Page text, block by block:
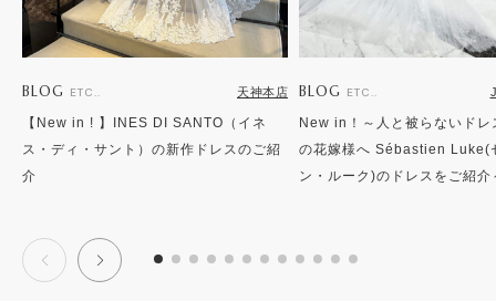
BLOG ETC.. 天神本店
【New in ! 】INES DI SANTO（イネ
ス・ディ・サント）の新作ドレスのご紹
介
BLOG ETC..
New in！～人と被らないドレ
の花嫁様へ Sébastien Luke(
ン・ルーク)のドレスをご紹介